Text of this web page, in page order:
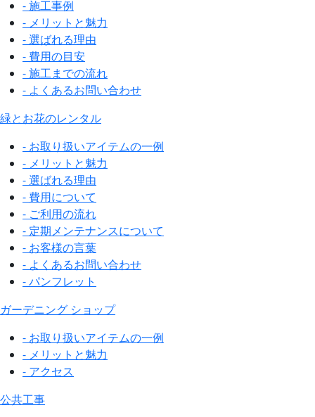
- 施工事例
- メリットと魅力
- 選ばれる理由
- 費用の目安
- 施工までの流れ
- よくあるお問い合わせ
緑とお花のレンタル
- お取り扱いアイテムの一例
- メリットと魅力
- 選ばれる理由
- 費用について
- ご利用の流れ
- 定期メンテナンスについて
- お客様の言葉
- よくあるお問い合わせ
- パンフレット
ガーデニング ショップ
- お取り扱いアイテムの一例
- メリットと魅力
- アクセス
公共工事